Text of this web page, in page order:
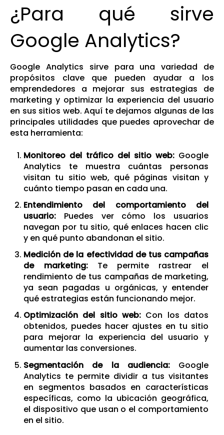
¿Para qué sirve
Google Analytics?
Google Analytics sirve para una variedad de
propósitos clave que pueden ayudar a los
emprendedores a mejorar sus estrategias de
marketing y optimizar la experiencia del usuario
en sus sitios web. Aquí te dejamos algunas de las
principales utilidades que puedes aprovechar de
esta herramienta:
Monitoreo del tráfico del sitio web: Google
Analytics te muestra cuántas personas
visitan tu sitio web, qué páginas visitan y
cuánto tiempo pasan en cada una.
Entendimiento del comportamiento del
usuario: Puedes ver cómo los usuarios
navegan por tu sitio, qué enlaces hacen clic
y en qué punto abandonan el sitio.
Medición de la efectividad de tus campañas
de marketing: Te permite rastrear el
rendimiento de tus campañas de marketing,
ya sean pagadas u orgánicas, y entender
qué estrategias están funcionando mejor.
Optimización del sitio web: Con los datos
obtenidos, puedes hacer ajustes en tu sitio
para mejorar la experiencia del usuario y
aumentar las conversiones.
Segmentación de la audiencia:Google
Analytics te permite dividir a tus visitantes
en segmentos basados en características
específicas, como la ubicación geográfica,
el dispositivo que usan o el comportamiento
en el sitio.